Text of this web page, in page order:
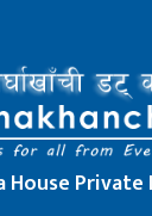
House